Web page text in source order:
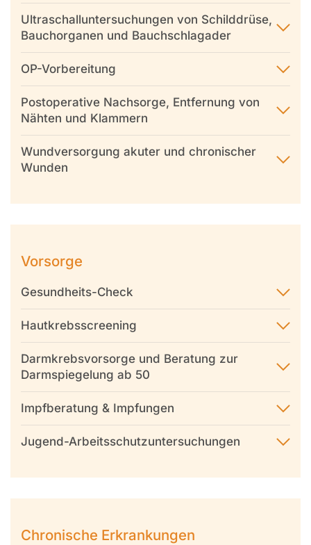
Ultraschalluntersuchungen von Schilddrüse,
Bauchorganen und Bauchschlagader
OP-Vorbereitung
Postoperative Nachsorge, Entfernung von
Nähten und Klammern
Wundversorgung akuter und chronischer
Wunden
Vorsorge
Gesundheits-Check
Hautkrebsscreening
Darmkrebsvorsorge und Beratung zur
Darmspiegelung ab 50
Impfberatung & Impfungen
Jugend-Arbeitsschutzuntersuchungen
Chronische Erkrankungen